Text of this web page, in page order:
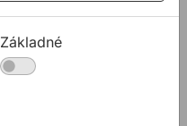
Základné